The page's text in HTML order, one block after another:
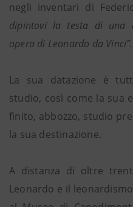
negli inventari di
dipintovi la testa di una
opera di Leonardo da Vinci”.
La sua datazione è
studio, così come la sua
finito, abbozzo, studio
la sua destinazione.
A distanza di oltre
Leonardo e il